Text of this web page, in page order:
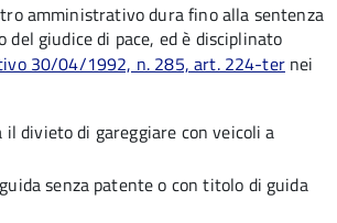
amministrativo dura fino alla sentenza
del giudice di pace, ed è disciplinato
30/04/1992, n. 285, art. 224-ternei
divieto di gareggiare con veicoli a
senza patente o con titolo di guida